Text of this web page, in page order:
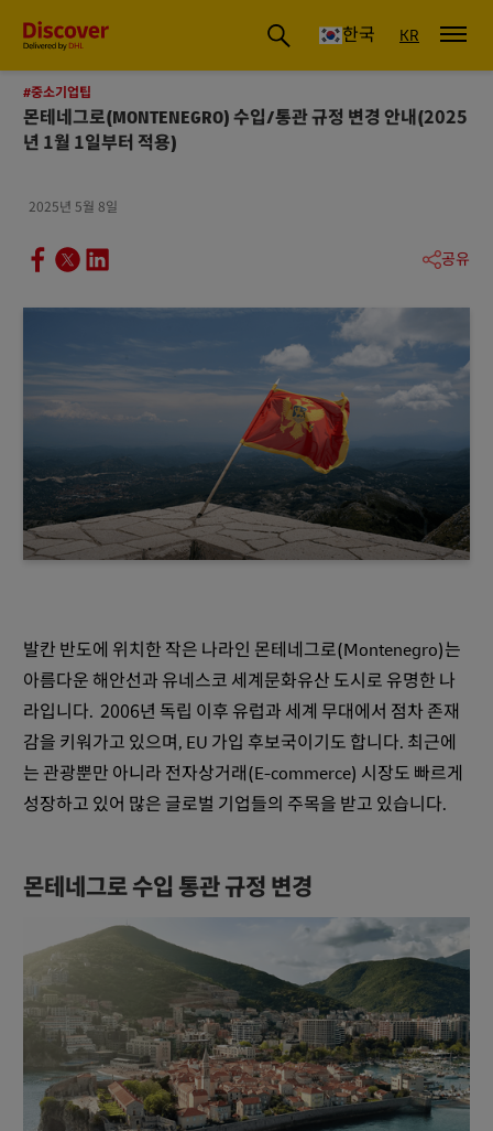
글로벌 배송 및 물류 인사이트 | DHL Discover 한국
한국 KR
#중소기업팁
몬테네그로(MONTENEGRO) 수입/통관 규정 변경 안내(2025
년 1월 1일부터 적용)
2025년 5월 8일
공유
발칸 반도에 위치한 작은 나라인 몬테네그로(Montenegro)는
아름다운 해안선과 유네스코 세계문화유산 도시로 유명한 나
라입니다. 2006년 독립 이후 유럽과 세계 무대에서 점차 존재
감을 키워가고 있으며, EU 가입 후보국이기도 합니다. 최근에
는 관광뿐만 아니라 전자상거래(E-commerce) 시장도 빠르게
성장하고 있어 많은 글로벌 기업들의 주목을 받고 있습니다.
몬테네그로 수입 통관 규정 변경